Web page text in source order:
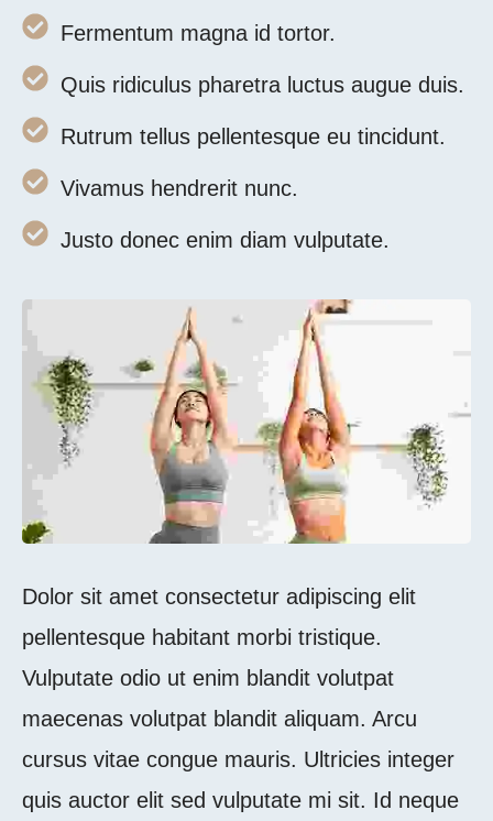
Fermentum magna id tortor.
Quis ridiculus pharetra luctus augue duis.
Rutrum tellus pellentesque eu tincidunt.
Vivamus hendrerit nunc.
Justo donec enim diam vulputate.
Dolor sit amet consectetur adipiscing elit
pellentesque habitant morbi tristique.
Vulputate odio ut enim blandit volutpat
maecenas volutpat blandit aliquam. Arcu
cursus vitae congue mauris. Ultricies integer
quis auctor elit sed vulputate mi sit. Id neque